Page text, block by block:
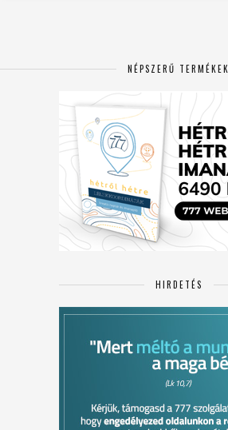
NÉPSZERŰ TERMÉKEK
HIRDETÉS